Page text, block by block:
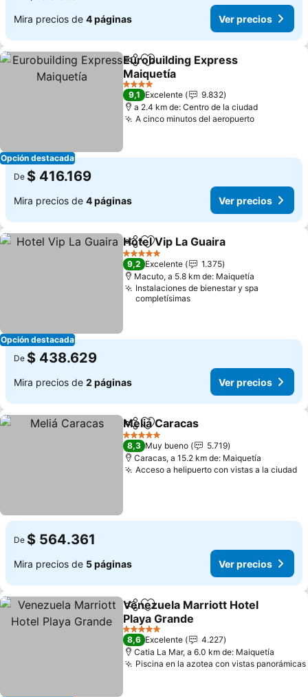
Mira precios de 4 páginas Ver precios
Opción destacada
CompartirAgregar a favoritos
Eurobuilding Express
Maiquetía
Ver precios
4 Estrellas
9,1 Excelente
9.832
a 2.4 km de: Centro de la ciudad
A cinco minutos del aeropuertoVer
De $ 416.169
Mira precios de 4 páginas Ver precios
Opción destacada
CompartirAgregar a favoritos
Hotel Vip La Guaira
5 Estrellas
9,2 Excelente
1.375
Macuto, a 5.8 km de: Maiquetía
Instalaciones de bienestar y spa
completísimas
De $ 438.629
Mira precios de 2 páginas Ver precios
CompartirAgregar a favoritos
Meliá Caracas
5 Estrellas
8,3 Muy bueno
5.719
Caracas, a 15.2 km de: Maiquetía
Acceso a helipuerto con vistas a la ciudad
De $ 564.361
Mira precios de 5 páginas Ver precios
CompartirAgregar a favoritos
Venezuela Marriott Hotel
Playa Grande
Ver precios
5 Estrellas
8,6 Excelente
4.227
Catia La Mar, a 6.0 km de: Maiquetía
Piscina en la azotea con vistas panorámicas